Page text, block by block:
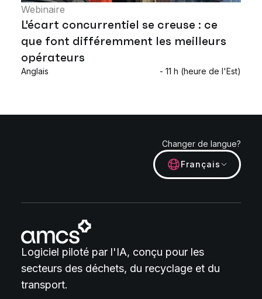
Webinaire
L'écart concurrentiel se creuse : ce
que font différemment les meilleurs
opérateurs
Anglais - 11 h (heure de l'Est)
Changer de langue?
Français
Logiciel piloté par l'IA, conçu pour les
secteurs des déchets, du recyclage et du
transport.